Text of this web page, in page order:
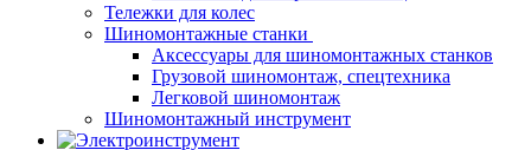
Тележки для колес
Шиномонтажные станки
Аксессуары для шиномонтажных станков
Грузовой шиномонтаж, спецтехника
Легковой шиномонтаж
Шиномонтажный инструмент